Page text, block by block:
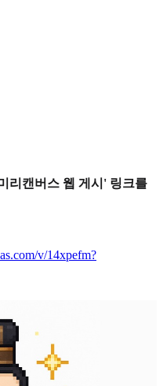
리캔버스 웹 게시' 링크를
v/14xpefm?